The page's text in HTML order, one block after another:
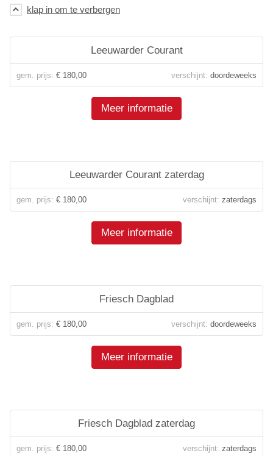
Leeuwarder Courant
gem. prijs: € 180,00 verschijnt: doordeweeks
Meer informatie
Leeuwarder Courant zaterdag
gem. prijs: € 180,00 verschijnt: zaterdags
Meer informatie
Friesch Dagblad
gem. prijs: € 180,00 verschijnt: doordeweeks
Meer informatie
Friesch Dagblad zaterdag
gem. prijs: € 180,00 verschijnt: zaterdags